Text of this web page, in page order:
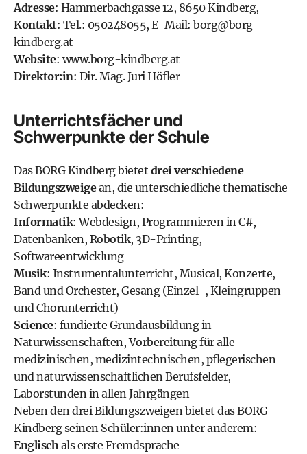
Adresse: Hammerbachgasse 12, 8650 Kindberg,
Kontakt: Tel.: 050248055, E-Mail: borg@borg-
kindberg.at
Website: www.borg-kindberg.at
Direktor:in: Dir. Mag. Juri Höfler
Unterrichtsfächer und
Schwerpunkte der Schule
Das BORG Kindberg bietet drei verschiedene
Bildungszweigean, die unterschiedliche thematische
Schwerpunkte abdecken:
Informatik: Webdesign, Programmieren in C#,
Datenbanken, Robotik, 3D-Printing,
Softwareentwicklung
Musik: Instrumentalunterricht, Musical, Konzerte,
Band und Orchester, Gesang (Einzel-, Kleingruppen-
und Chorunterricht)
Science: fundierte Grundausbildung in
Naturwissenschaften, Vorbereitung für alle
medizinischen, medizintechnischen, pflegerischen
und naturwissenschaftlichen Berufsfelder,
Laborstunden in allen Jahrgängen
Neben den drei Bildungszweigenbietet das BORG
Kindberg seinen Schüler:innenunter anderem:
Englischals erste Fremdsprache